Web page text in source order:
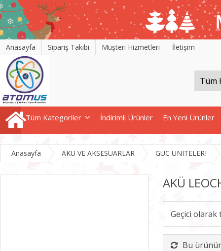
Anasayfa Sipariş Takibi Müşteri Hizmetleri İletişim
Tüm Kategoriler İndirimli Ürünler En Yeni Ürünler
Anasayfa AKU VE AKSESUARLAR GUC UNITELERI
AKÜ
Geçici
Bu